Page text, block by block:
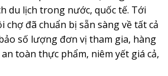
du lịch trong nước, quốc tế. Tới
chợ đã chuẩn bị sẵn sàng về tất cả
số lượng đơn vị tham gia, hàng
toàn thực phẩm, niêm yết giá cả,